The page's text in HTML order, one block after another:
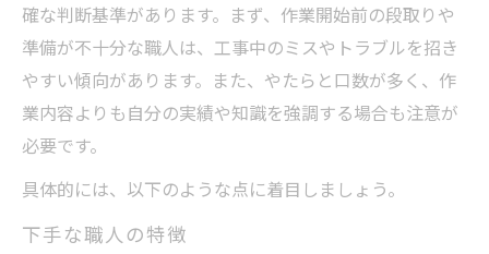
口だけエンジニアと現場での信頼構築の違
い
職人の口下手さが安全や品質に与える影響
成果重視な工事現場で求められる人材像
効果的な工事には実践力が不可欠な理由と
は
確な判断基準があります。まず、作業開始前の段取りや
準備が不十分な職人は、工事中のミスやトラブルを招き
やすい傾向があります。また、やたらと口数が多く、作
業内容よりも自分の実績や知識を強調する場合も注意が
必要です。
具体的には、以下のような点に着目しましょう。
下手な職人の特徴